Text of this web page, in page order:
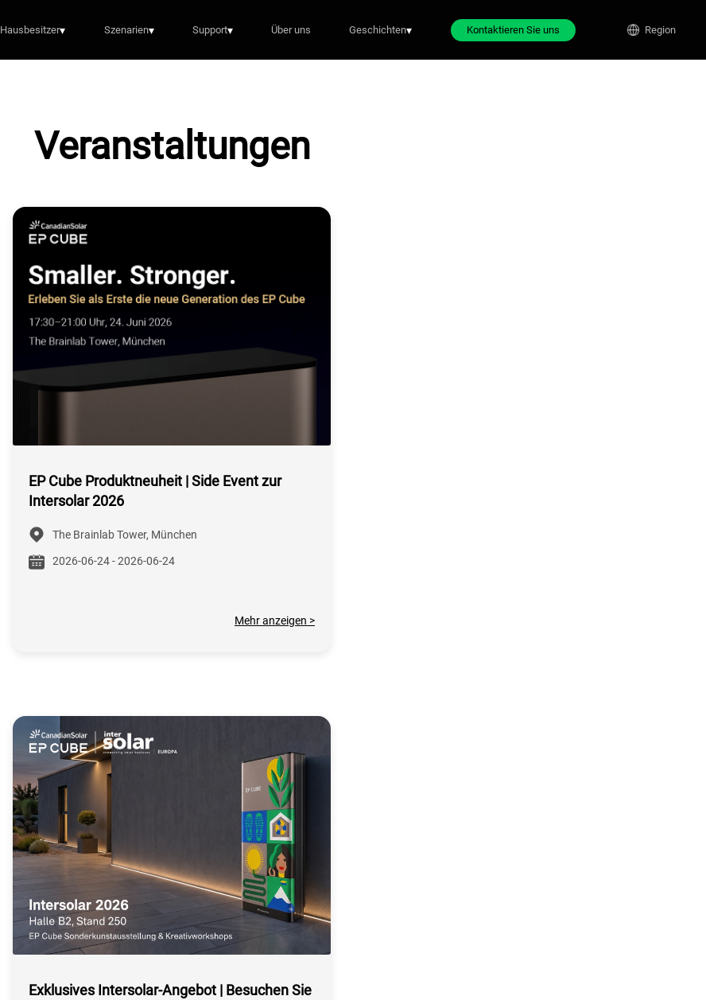
Hausbesitzer▾ Szenarien▾ Support▾ Über uns Geschichten▾ Kontaktieren Sie uns Region
Veranstaltungen
EP Cube Produktneuheit | Side Event zur
Intersolar 2026
The Brainlab Tower, München
2026-06-24 - 2026-06-24
Mehr anzeigen >
Exklusives Intersolar-Angebot | Besuchen Sie